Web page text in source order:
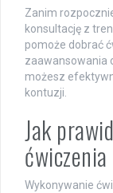
Zanim
konsultację z
pomoże dobrać
zaawansowania
możesz
kontuzji.
Jak
Wykonywanie